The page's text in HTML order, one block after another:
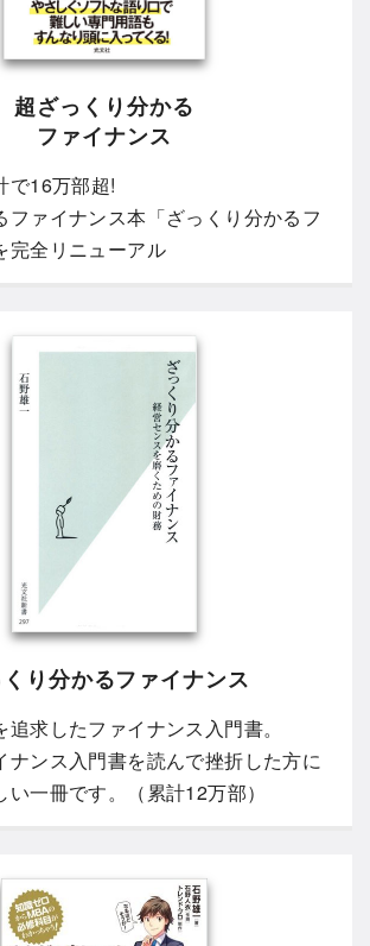
超ざっくり分かる
ファイナンス
で16万部超!
ファイナンス本「ざっくり分かるフ
完全リニューアル
り分かるファイナンス
求したファイナンス入門書。
ナンス入門書を読んで挫折した方に
一冊です。（累計12万部）